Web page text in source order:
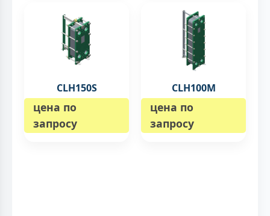
CLH150S
цена по
запросу
CLH100M
цена по
запросу